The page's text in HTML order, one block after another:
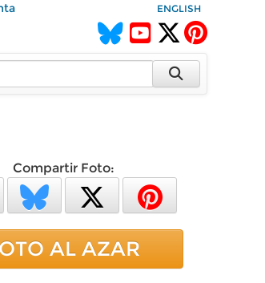
ENGLISH
Compartir Foto:
AL AZAR